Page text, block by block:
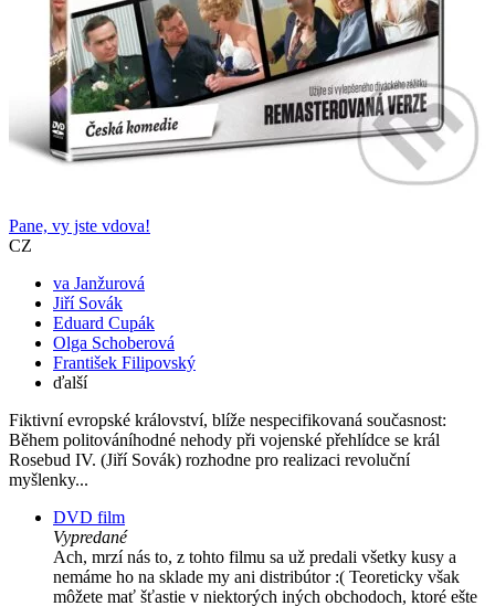
Pane, vy jste vdova!
CZ
va Janžurová
Jiří Sovák
Eduard Cupák
Olga Schoberová
František Filipovský
ďalší
Fiktivní evropské království, blíže nespecifikovaná současnost:
Během politováníhodné nehody při vojenské přehlídce se král
Rosebud IV. (Jiří Sovák) rozhodne pro realizaci revoluční
myšlenky...
DVD film
Vypredané
Ach, mrzí nás to, z tohto filmu sa už predali všetky kusy a
nemáme ho na sklade my ani distribútor :( Teoreticky však
môžete mať šťastie v niektorých iných obchodoch, ktoré ešte